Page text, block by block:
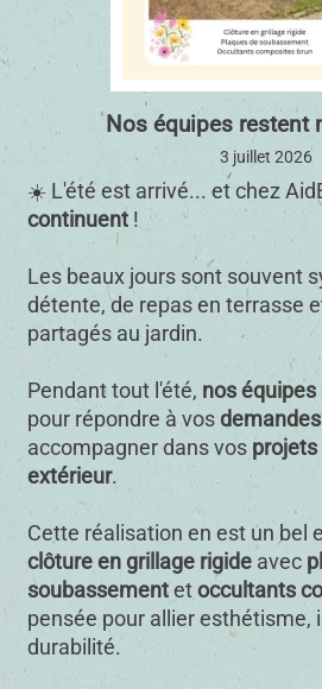
Nos équipes restent
3 juillet 2026
☀️ L'été est arrivé... et chez
continuent !
Les beaux jours sont souvent
détente, de repas en terrasse
partagés au jardin.
Pendant tout l'été, nos
pour répondre à vos demandes
accompagner dans vos
extérieur.
Cette réalisation en est un bel
clôture en grillage rigide avec
soubassement et occultants
pensée pour allier esthétisme,
durabilité.